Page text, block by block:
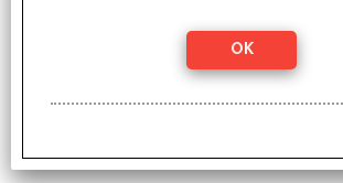
€119,00